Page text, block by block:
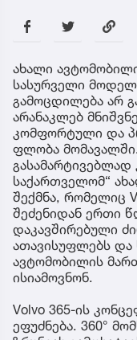
ახალი
სასურველი
გამოცდილება არ
არანაკლებ
კომფორტული და
ფლობა
გასამარტივებლად
საქართველომ“
შექმნა, რომელიც
შეძენიდან ერთი
დაკავშირებული
ათავისუფლებს და
ავტომობილის
ისიამოვნონ.
Volvo 365-ის
ეფუძნება. 360°